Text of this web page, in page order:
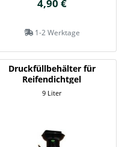
4,90 €
1-2 Werktage
Druckfüllbehälter für
Reifendichtgel
9 Liter